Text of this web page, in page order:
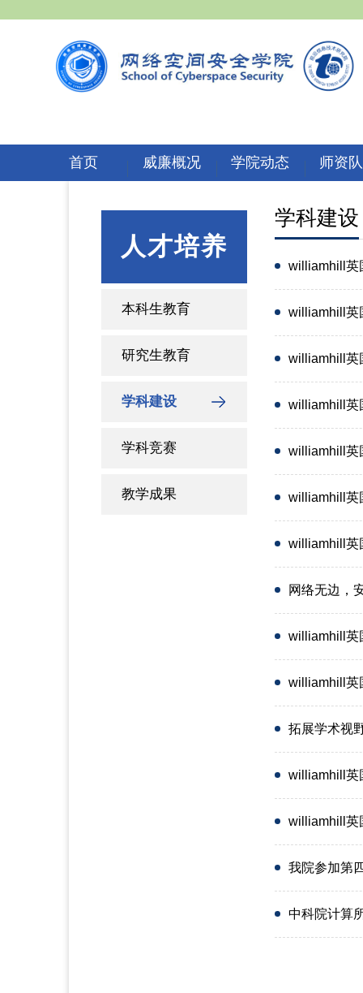
首页 威廉概况 学院动态 师资
人才培养
本科生教育
研究生教育
学科建设
学科竞赛
教学成果
学科建设
williamhill英
williamhill英国中
williamhill英国
williamhill英
williamhill英
williamhill英
williamhill英
网络无边，
williamhill英国
williamhill英
拓展学术视
williamhill英
williamhill英
我院参加第
中科院计算